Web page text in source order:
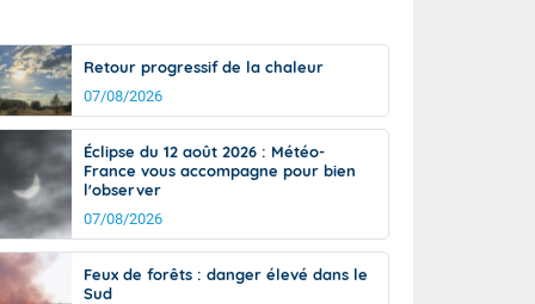
de
Phénomènes dangereux de J+2 à J+7
Avertissement pluies intenses à l'échelle
des communes (Apic)
Bulletins Marine
Bulletins d'estimation du risque
d'avalanche
Météo des forêts
Vigicrues
Retour progressif de la chaleur
07/08/2026
Éclipse du 12 août 2026 : Météo-
France vous accompagne pour bien
l'observer
07/08/2026
Feux de forêts : danger élevé dans le
Sud